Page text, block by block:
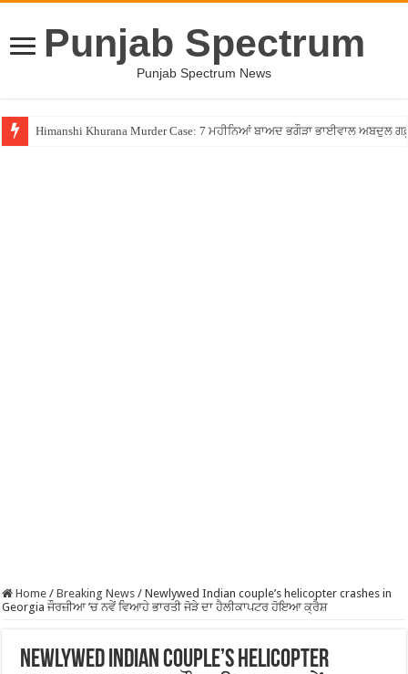
Punjab Spectrum
Punjab Spectrum News
Himanshi Khurana Murder Case: 7 ਮਹੀਨਿਆਂ ਬਾਅਦ ਭਗੌੜਾ ਭਾਈਵਾਲ ਅਬਦੁਲ
PM ਮੋਦੀ ਨੇ ਸੁਖਬੀਰ ਬਾਦਲ ਨੂੰ ਪਾਈ ਜੱਫੀ, ਕਿਹਾ- ਹੁਣ ਇਹ ਜੱਫੀ ਨਹੀਂ ਛੁਟੇਗੀ, SAD-BJP
Home / Breaking News / Newlywed Indian couple’s helicopter crashes in
Georgia ਜੌਰਜ਼ੀਆ ’ਚ ਨਵੇਂ ਵਿਆਹੇ ਭਾਰਤੀ ਜੋੜੇ ਦਾ ਹੈਲੀਕਾਪਟਰ ਹੋਇਆ ਕ੍ਰੈਸ਼
Newlywed Indian couple’s helicopter